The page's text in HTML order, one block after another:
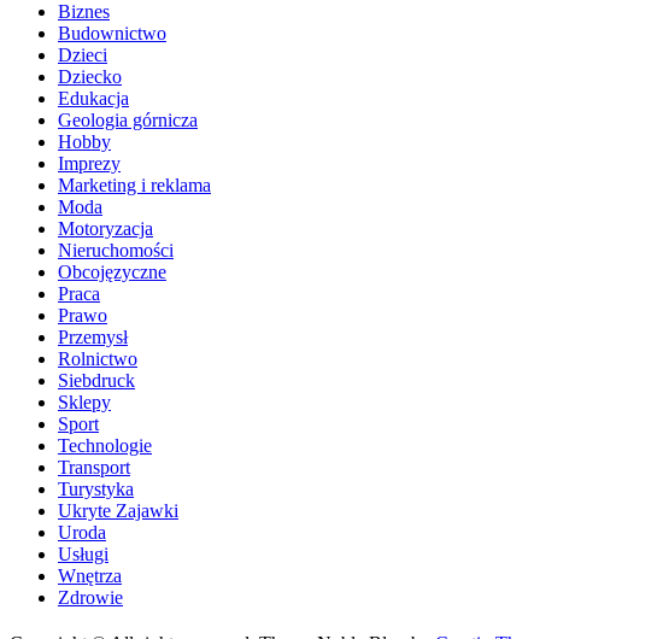
Biznes
Budownictwo
Dzieci
Dziecko
Edukacja
Geologia górnicza
Hobby
Imprezy
Marketing i reklama
Moda
Motoryzacja
Nieruchomości
Obcojęzyczne
Praca
Prawo
Przemysł
Rolnictwo
Siebdruck
Sklepy
Sport
Technologie
Transport
Turystyka
Ukryte Zajawki
Uroda
Usługi
Wnętrza
Zdrowie